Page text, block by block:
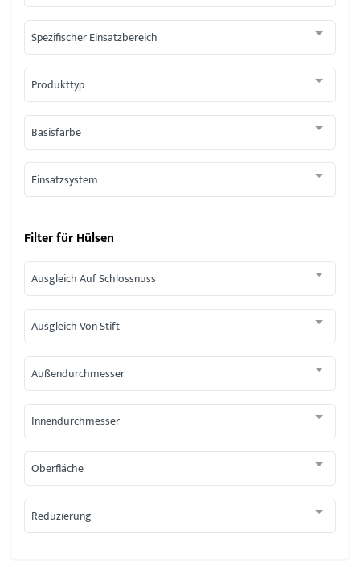
Spezifischer Einsatzbereich
Produkttyp
Basisfarbe
Einsatzsystem
Filter fürHülsen
Ausgleich Auf Schlossnuss
Ausgleich Von Stift
Außendurchmesser
Innendurchmesser
Oberfläche
Reduzierung